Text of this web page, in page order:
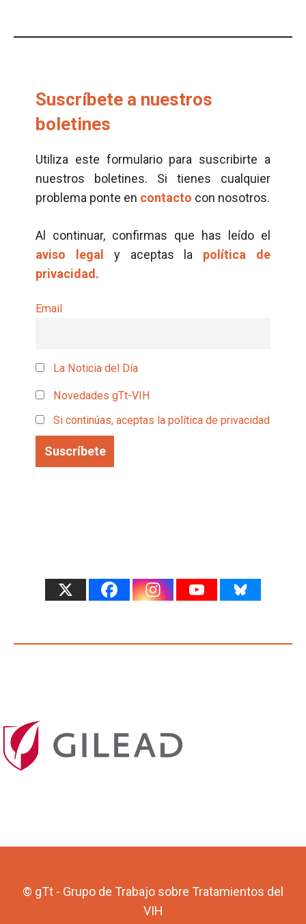
Suscríbete a nuestros
boletines
Utiliza este formulario para suscribirte a
nuestros boletines. Si tienes cualquier
problema ponte en contacto con nosotros.
Al continuar, confirmas que has leído el
aviso legal
y aceptas la política de
privacidad.
Email
La Noticia del Día
Novedades gTt-VIH
Si continúas, aceptas la política de privacidad
© gTt - Grupo de Trabajo sobre Tratamientos del
VIH